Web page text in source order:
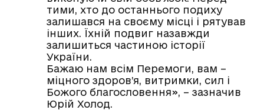
тими, хто до останнього подиху
залишався на своєму місці і рятував
інших. Їхній подвиг назавжди
залишиться частиною історії
України.
Бажаю нам всім Перемоги, вам –
міцного здоров’я, витримки, сил і
Божого благословення», – зазначив
Юрій Холод.